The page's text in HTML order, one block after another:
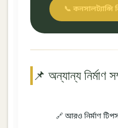
📞
📌 অন্যান্য নির্মাণ
🔗 আরও নির্মাণ